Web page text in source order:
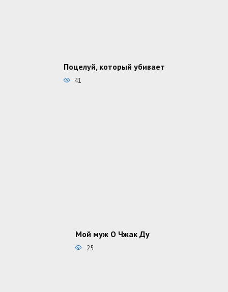
Поцелуй, который убивает
41
Мой муж О Чжак Ду
25